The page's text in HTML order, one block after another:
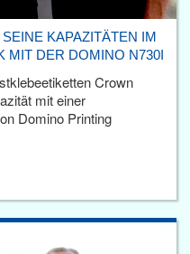
KAPAZITÄTEN IM
MIT DER DOMINO N730I
Crown
mit einer
Domino Printing